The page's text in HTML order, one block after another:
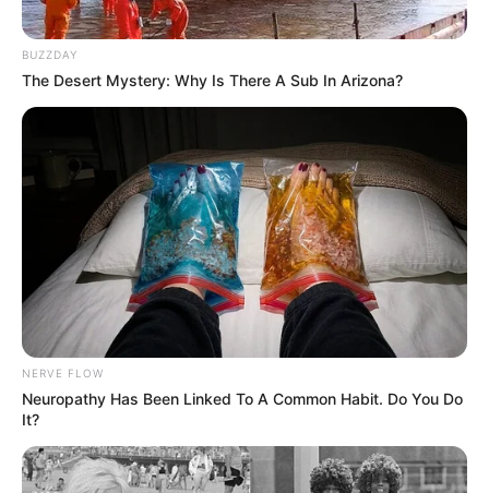
BUZZDAY
The Desert Mystery: Why Is There A Sub In Arizona?
NERVE FLOW
Neuropathy Has Been Linked To A Common Habit. Do You Do
It?